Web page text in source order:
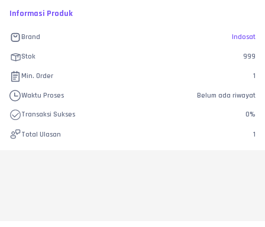
Informasi Produk
Brand Indosat
Stok 999
Min. Order 1
Waktu Proses Belum ada riwayat
Transaksi Sukses 0%
Total Ulasan 1